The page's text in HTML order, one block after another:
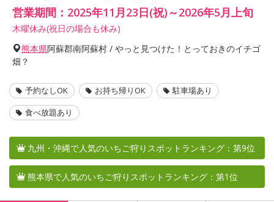
営業期間：2025年11月23日(祝)～2026年5月上旬
木曜休み(祝日の場合も休み)
熊本県阿蘇郡南阿蘇村 / やっと見つけた！とっておきのイチゴ
畑？
予約なしOK お持ち帰りOK
駐車場あり
食べ放題あり
九州・沖縄で人気のいちご狩りスポットランキング：第9位
熊本県で人気のいちご狩りスポットランキング：第1位